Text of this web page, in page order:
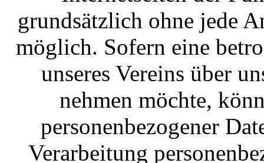
grundsätzlich ohne jede
möglich. Sofern eine
unseres Vereins über
nehmen möchte,
personenbezogener
Verarbeitung